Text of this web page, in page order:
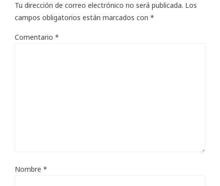
Tu dirección de correo electrónico no será publicada. Los
campos obligatorios están marcados con *
Comentario *
Nombre *